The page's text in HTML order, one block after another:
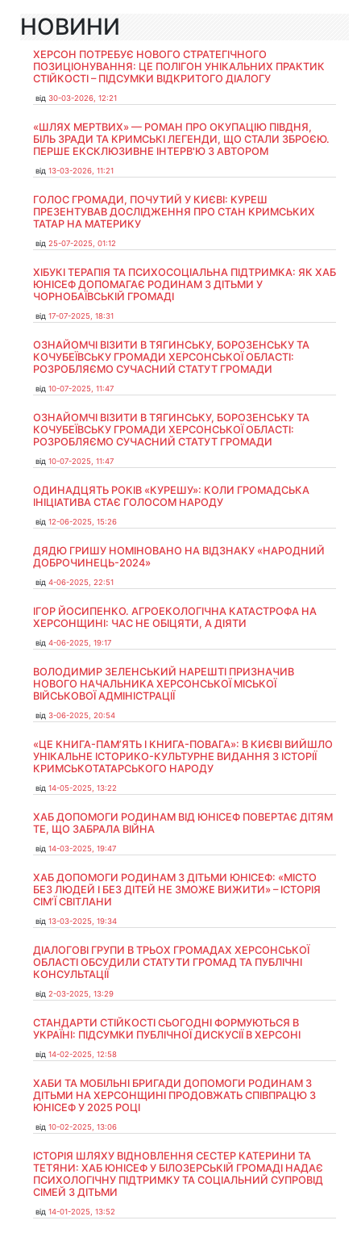
НОВИНИ
ХЕРСОН ПОТРЕБУЄ НОВОГО СТРАТЕГІЧНОГО
ПОЗИЦІОНУВАННЯ: ЦЕ ПОЛІГОН УНІКАЛЬНИХ ПРАКТИК
СТІЙКОСТІ – ПІДСУМКИ ВІДКРИТОГО ДІАЛОГУ
від 30-03-2026, 12:21
«ШЛЯХ МЕРТВИХ» — РОМАН ПРО ОКУПАЦІЮ ПІВДНЯ,
БІЛЬ ЗРАДИ ТА КРИМСЬКІ ЛЕГЕНДИ, ЩО СТАЛИ ЗБРОЄЮ.
ПЕРШЕ ЕКСКЛЮЗИВНЕ ІНТЕРВ'Ю З АВТОРОМ
від 13-03-2026, 11:21
ГОЛОС ГРОМАДИ, ПОЧУТИЙ У КИЄВІ: КУРЕШ
ПРЕЗЕНТУВАВ ДОСЛІДЖЕННЯ ПРО СТАН КРИМСЬКИХ
ТАТАР НА МАТЕРИКУ
від 25-07-2025, 01:12
ХІБУКІ ТЕРАПІЯ ТА ПСИХОСОЦІАЛЬНА ПІДТРИМКА: ЯК ХАБ
ЮНІСЕФ ДОПОМАГАЄ РОДИНАМ З ДІТЬМИ У
ЧОРНОБАЇВСЬКІЙ ГРОМАДІ
від 17-07-2025, 18:31
ОЗНАЙОМЧІ ВІЗИТИ В ТЯГИНСЬКУ, БОРОЗЕНСЬКУ ТА
КОЧУБЕЇВСЬКУ ГРОМАДИ ХЕРСОНСЬКОЇ ОБЛАСТІ:
РОЗРОБЛЯЄМО СУЧАСНИЙ СТАТУТ ГРОМАДИ
від 10-07-2025, 11:47
ОЗНАЙОМЧІ ВІЗИТИ В ТЯГИНСЬКУ, БОРОЗЕНСЬКУ ТА
КОЧУБЕЇВСЬКУ ГРОМАДИ ХЕРСОНСЬКОЇ ОБЛАСТІ:
РОЗРОБЛЯЄМО СУЧАСНИЙ СТАТУТ ГРОМАДИ
від 10-07-2025, 11:47
ОДИНАДЦЯТЬ РОКІВ «КУРЕШУ»: КОЛИ ГРОМАДСЬКА
ІНІЦІАТИВА СТАЄ ГОЛОСОМ НАРОДУ
від 12-06-2025, 15:26
ДЯДЮ ГРИШУ НОМІНОВАНО НА ВІДЗНАКУ «НАРОДНИЙ
ДОБРОЧИНЕЦЬ-2024»
від 4-06-2025, 22:51
ІГОР ЙОСИПЕНКО. АГРОЕКОЛОГІЧНА КАТАСТРОФА НА
ХЕРСОНЩИНІ: ЧАС НЕ ОБІЦЯТИ, А ДІЯТИ
від 4-06-2025, 19:17
ВОЛОДИМИР ЗЕЛЕНСЬКИЙ НАРЕШТІ ПРИЗНАЧИВ
НОВОГО НАЧАЛЬНИКА ХЕРСОНСЬКОЇ МІСЬКОЇ
ВІЙСЬКОВОЇ АДМІНІСТРАЦІЇ
від 3-06-2025, 20:54
«ЦЕ КНИГА-ПАМ’ЯТЬ І КНИГА-ПОВАГА»: В КИЄВІ ВИЙШЛО
УНІКАЛЬНЕ ІСТОРИКО-КУЛЬТУРНЕ ВИДАННЯ З ІСТОРІЇ
КРИМСЬКОТАТАРСЬКОГО НАРОДУ
від 14-05-2025, 13:22
ХАБ ДОПОМОГИ РОДИНАМ ВІД ЮНІСЕФ ПОВЕРТАЄ ДІТЯМ
ТЕ, ЩО ЗАБРАЛА ВІЙНА
від 14-03-2025, 19:47
ХАБ ДОПОМОГИ РОДИНАМ З ДІТЬМИ ЮНІСЕФ: «МІСТО
БЕЗ ЛЮДЕЙ І БЕЗ ДІТЕЙ НЕ ЗМОЖЕ ВИЖИТИ» – ІСТОРІЯ
СІМʼЇ СВІТЛАНИ
від 13-03-2025, 19:34
ДІАЛОГОВІ ГРУПИ В ТРЬОХ ГРОМАДАХ ХЕРСОНСЬКОЇ
ОБЛАСТІ ОБСУДИЛИ СТАТУТИ ГРОМАД ТА ПУБЛІЧНІ
КОНСУЛЬТАЦІЇ
від 2-03-2025, 13:29
СТАНДАРТИ СТІЙКОСТІ СЬОГОДНІ ФОРМУЮТЬСЯ В
УКРАЇНІ: ПІДСУМКИ ПУБЛІЧНОЇ ДИСКУСІЇ В ХЕРСОНІ
від 14-02-2025, 12:58
ХАБИ ТА МОБІЛЬНІ БРИГАДИ ДОПОМОГИ РОДИНАМ З
ДІТЬМИ НА ХЕРСОНЩИНІ ПРОДОВЖАТЬ СПІВПРАЦЮ З
ЮНІСЕФ У 2025 РОЦІ
від 10-02-2025, 13:06
ІСТОРІЯ ШЛЯХУ ВІДНОВЛЕННЯ СЕСТЕР КАТЕРИНИ ТА
ТЕТЯНИ: ХАБ ЮНІСЕФ У БІЛОЗЕРСЬКІЙ ГРОМАДІ НАДАЄ
ПСИХОЛОГІЧНУ ПІДТРИМКУ ТА СОЦІАЛЬНИЙ СУПРОВІД
СІМЕЙ З ДІТЬМИ
від 14-01-2025, 13:52